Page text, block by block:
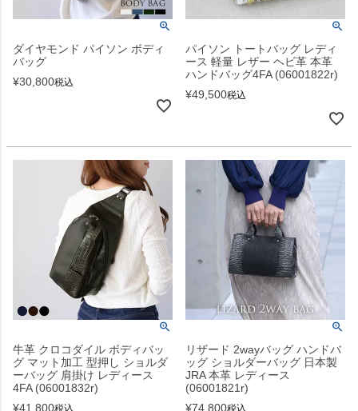
ダイヤモンド パイソン ボディ
バッグ
¥30,800税込
パイソン トートバッグ レディ
ース 軽量 レザー ヘビ革 本革
ハンドバッグ4FA (06001822r)
¥49,500税込
牛革 クロコダイル ボディバッ
グ マット加工 型押し ショルダ
ーバッグ 肩掛け レディース
4FA (06001832r)
¥41,800税込
リザード 2wayバッグ ハンドバ
ッグ ショルダーバッグ 日本製
JRA 本革 レディース
(06001821r)
¥74,800税込